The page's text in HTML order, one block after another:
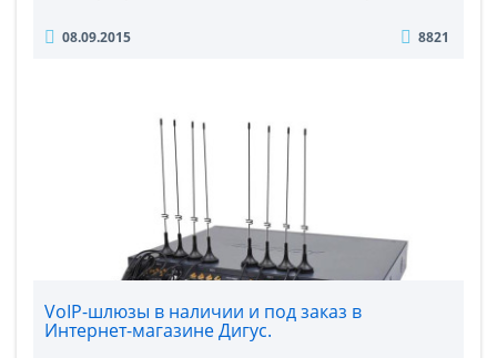
используют второй вариант (программа
системный блок, при такой схеме работы, должен
работать беспрерывно круглосуточно, сем..
08.09.2015 8821
VoIP-шлюзы в наличии и под заказ в
Интернет-магазине Дигус.